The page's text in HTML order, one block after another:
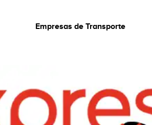
Empresas de Transporte